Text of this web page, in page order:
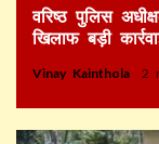
वरिष्ठ पुलिस
खिलाफ बड़ी
Vinay Kainthola 2